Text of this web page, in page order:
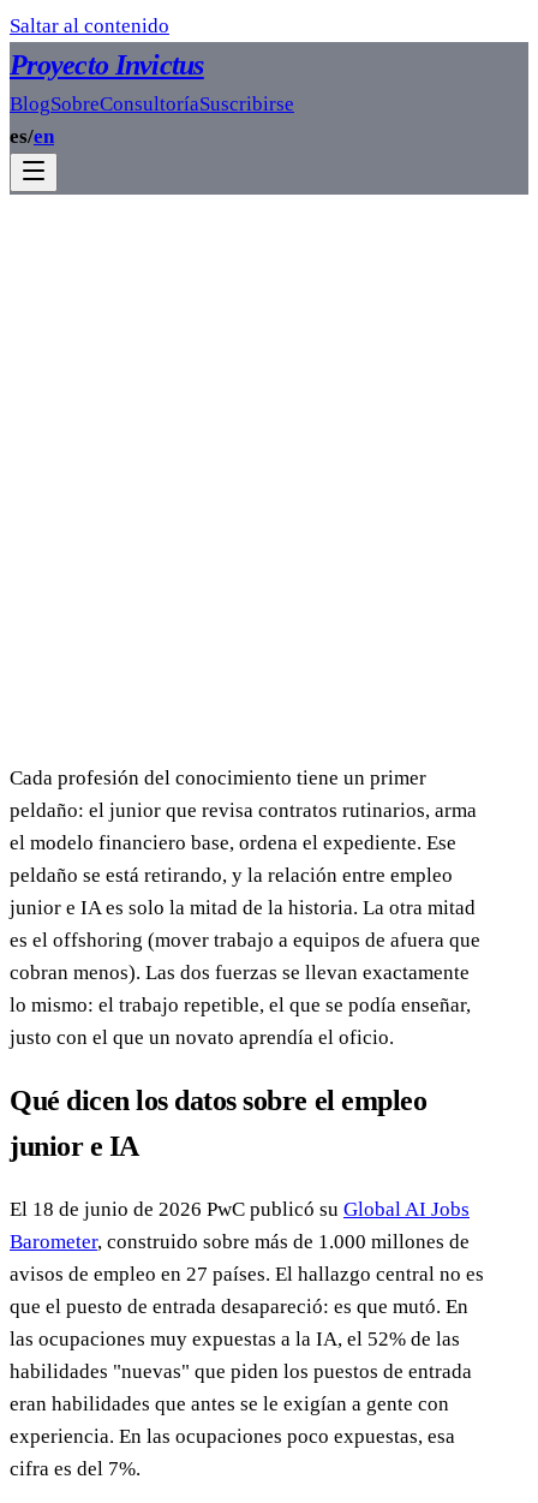
Saltar al contenido
Proyecto Invictus
BlogSobreConsultoríaSuscribirse
es/en
Cada profesión del conocimiento tiene un primer
peldaño: el junior que revisa contratos rutinarios, arma
el modelo financiero base, ordena el expediente. Ese
peldaño se está retirando, y la relación entre empleo
junior e IA es solo la mitad de la historia. La otra mitad
es el offshoring (mover trabajo a equipos de afuera que
cobran menos). Las dos fuerzas se llevan exactamente
lo mismo: el trabajo repetible, el que se podía enseñar,
justo con el que un novato aprendía el oficio.
Qué dicen los datos sobre el empleo
junior e IA
El 18 de junio de 2026 PwC publicó su Global AI Jobs
Barometer, construido sobre más de 1.000 millones de
avisos de empleo en 27 países. El hallazgo central no es
que el puesto de entrada desapareció: es que mutó. En
las ocupaciones muy expuestas a la IA, el 52% de las
habilidades "nuevas" que piden los puestos de entrada
eran habilidades que antes se le exigían a gente con
experiencia. En las ocupaciones poco expuestas, esa
cifra es del 7%.